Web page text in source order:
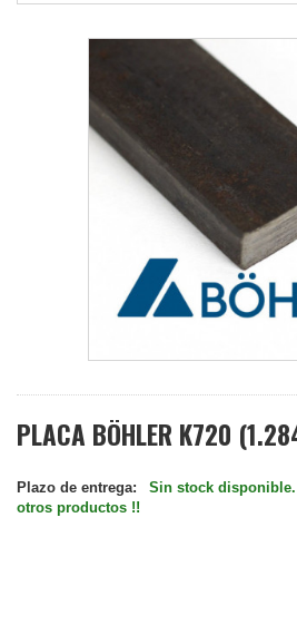
PLACA BÖHLER K720
Plazo de entrega:
Sin stock disponible.
otros productos !!